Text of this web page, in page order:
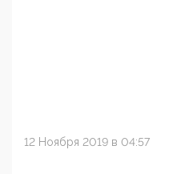
12 Ноября 2019 в 04:57